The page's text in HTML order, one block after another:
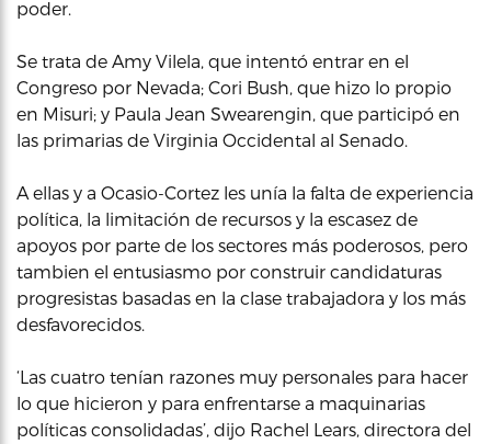
poder.
Se trata de Amy Vilela, que intentó entrar en el
Congreso por Nevada; Cori Bush, que hizo lo propio
en Misuri; y Paula Jean Swearengin, que participó en
las primarias de Virginia Occidental al Senado.
A ellas y a Ocasio-Cortez les unía la falta de experiencia
política, la limitación de recursos y la escasez de
apoyos por parte de los sectores más poderosos, pero
tambien el entusiasmo por construir candidaturas
progresistas basadas en la clase trabajadora y los más
desfavorecidos.
‘Las cuatro tenían razones muy personales para hacer
lo que hicieron y para enfrentarse a maquinarias
políticas consolidadas’, dijo Rachel Lears, directora del